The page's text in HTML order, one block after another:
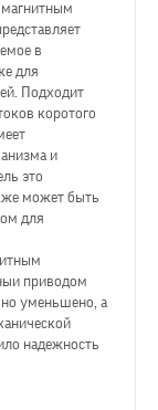
в
для
Подходит
коротого
и
это
может быть
для
приводом
уменьшено, а
надежность